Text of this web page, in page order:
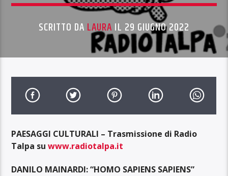
SCRITTO DA LAURA IL 29 GIUGNO 2022
PAESAGGI CULTURALI – Trasmissione di Radio
Talpa suwww.radiotalpa.it
DANILO MAINARDI: “HOMO SAPIENS SAPIENS”